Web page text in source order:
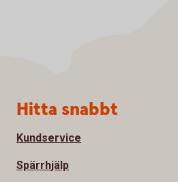
Sidfot
Hitta snabbt
Kundservice
Spärrhjälp